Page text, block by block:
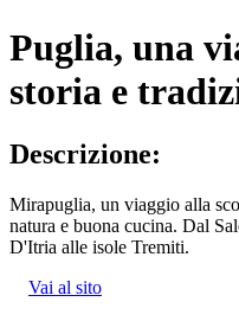
Puglia, una
storia e
Descrizione:
Mirapuglia, un viaggio alla
natura e buona cucina. Dal
D'Itria alle isole Tremiti.
Vai al sito